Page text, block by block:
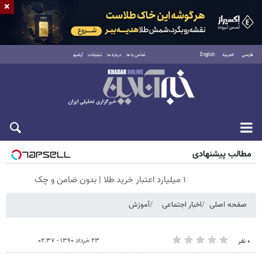
فارسی العربية English تماس با ما درباره ما تبلیغات آرشیو
شنبه ۱۷ مرداد ۱۴۰۵
مطالب پیشنهادی
۱ میلیارد اعتبار خرید طلا | بدون ضامن و چک
صفحه اصلی اخبار اجتماعی آموزش
۰ نفر ۲۳ خرداد ۱۳۹۰ - ۰۲:۳۷
×